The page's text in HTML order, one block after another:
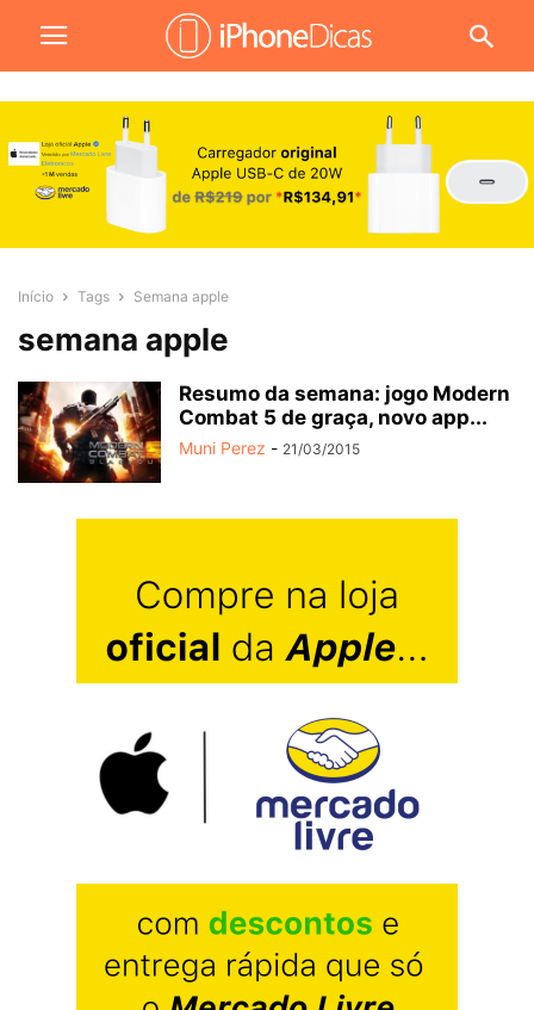
Início Tags Semana apple
semana apple
Resumo da semana: jogo Modern
Combat 5 de graça, novo app...
Muni Perez - 21/03/2015